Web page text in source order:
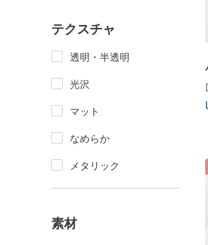
テクスチャ
透明・半透明
光沢
マット
なめらか
メタリック
素材